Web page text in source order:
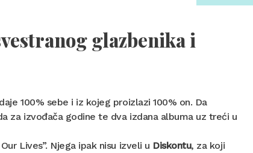
glazbenika i
100% sebe i iz kojeg proizlazi 100% on. Da
za izvođača godine te dva izdana albuma uz treći u
Lives”. Njega ipak nisu izveli u Diskontu, za koji